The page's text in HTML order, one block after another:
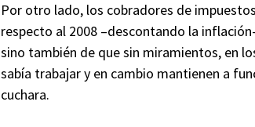
Por otro lado, los cobradores de
respecto al 2008 –descontando la
sino también de que sin miramientos, en
sabía trabajar y en cambio mantienen a
cuchara.